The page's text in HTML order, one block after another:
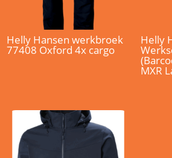
Helly Hansen werkbroek
77408 Oxford 4x cargo
Helly
MXR